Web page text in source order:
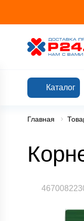
Каталог
Главная